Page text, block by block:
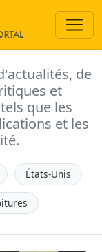
de
et
que les
et les
États-Unis